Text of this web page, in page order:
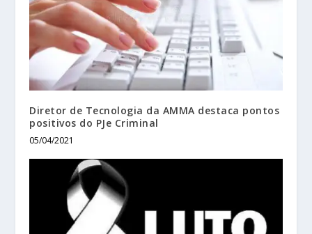
Diretor de Tecnologia da AMMA destaca pontos
positivos do PJe Criminal
05/04/2021